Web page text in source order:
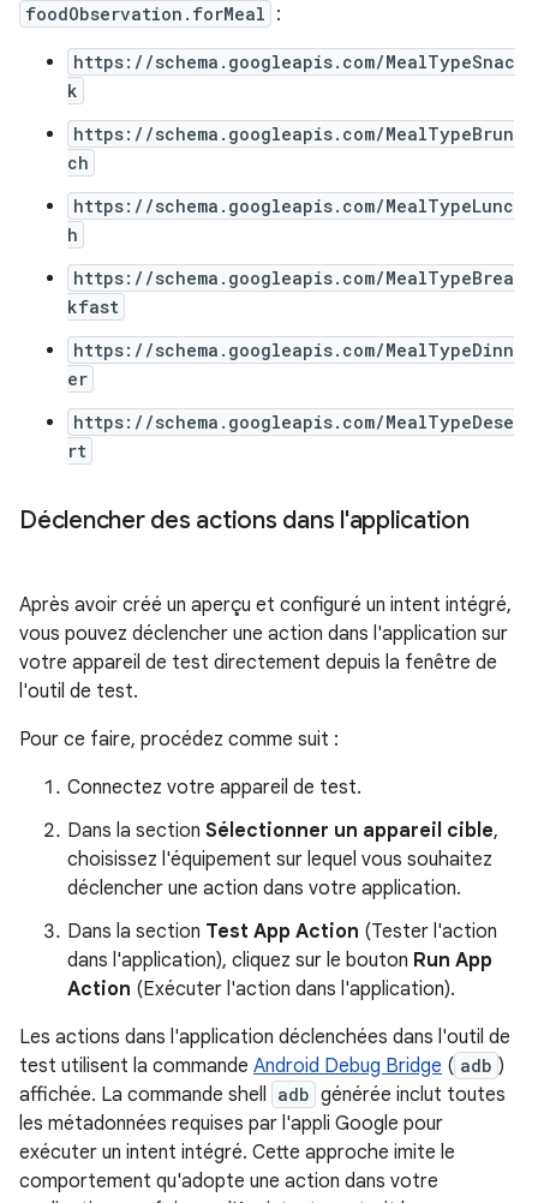
foodObservation.forMeal :
https://schema.googleapis.com/MealTypeSnac
k
https://schema.googleapis.com/MealTypeBrun
ch
https://schema.googleapis.com/MealTypeLunc
h
https://schema.googleapis.com/MealTypeBrea
kfast
https://schema.googleapis.com/MealTypeDinn
er
https://schema.googleapis.com/MealTypeDese
rt
Déclencher des actions dans l'application
Après avoir créé un aperçu et configuré un intent intégré,
vous pouvez déclencher une action dans l'application sur
votre appareil de test directement depuis la fenêtre de
l'outil de test.
Pour ce faire, procédez comme suit :
Connectez votre appareil de test.
Dans la section Sélectionner un appareil cible,
choisissez l'équipement sur lequel vous souhaitez
déclencher une action dans votre application.
Dans la section Test App Action (Tester l'action
dans l'application), cliquez sur le bouton Run App
Action (Exécuter l'action dans l'application).
Les actions dans l'application déclenchées dans l'outil de
test utilisent la commande Android Debug Bridge ( adb )
affichée. La commande shell
adb générée inclut toutes
les métadonnées requises par l'appli Google pour
exécuter un intent intégré. Cette approche imite le
comportement qu'adopte une action dans votre